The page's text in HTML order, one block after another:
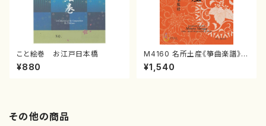
こと絵巻 お江戸日本橋
¥880
M4160 名所土産《箏曲楽譜》
（箏/宮城喜代子・宮城数江著・
宮城宗家監修/箏曲古典楽譜）
¥1,540
その他の商品